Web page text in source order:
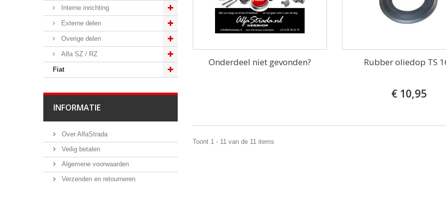
Interne inrichting
Externe delen
Overige delen
Alfa SZ / RZ
Fiat
INFORMATIE
Over AlfaStrada
Veilig betalen
Algemene voorwaarden
Verzenden en retourneren
Onderdeel niet gevonden? Rubber oliedop TS
€ 10,95
Toont 1 - 11 van de 11 items